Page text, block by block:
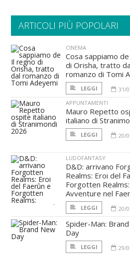
ARTICOLI PIÙ POPOLARI
CINEMA
Cosa sappiamo
di Orisha, tratto
romanzo di Tomi
LEGGI
31/
APPUNTAMENTI
Mauro Repetto
italiano di
LEGGI 20/
LUDOFANTASY
D&D: arrivano
Realms: Eroi del
Forgotten Realms:
Avventure nel
LEGGI 20/
Spider-Man:
Day
LEGGI 29/